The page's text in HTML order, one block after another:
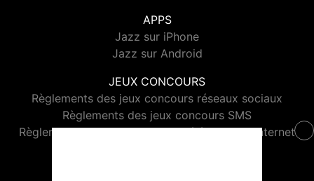
APPS
Jazz sur iPhone
Jazz sur Android
JEUX CONCOURS
Règlements des jeux concours réseaux sociaux
Règlements des jeux concours SMS
Règlements des jeux concours téléphone et internet